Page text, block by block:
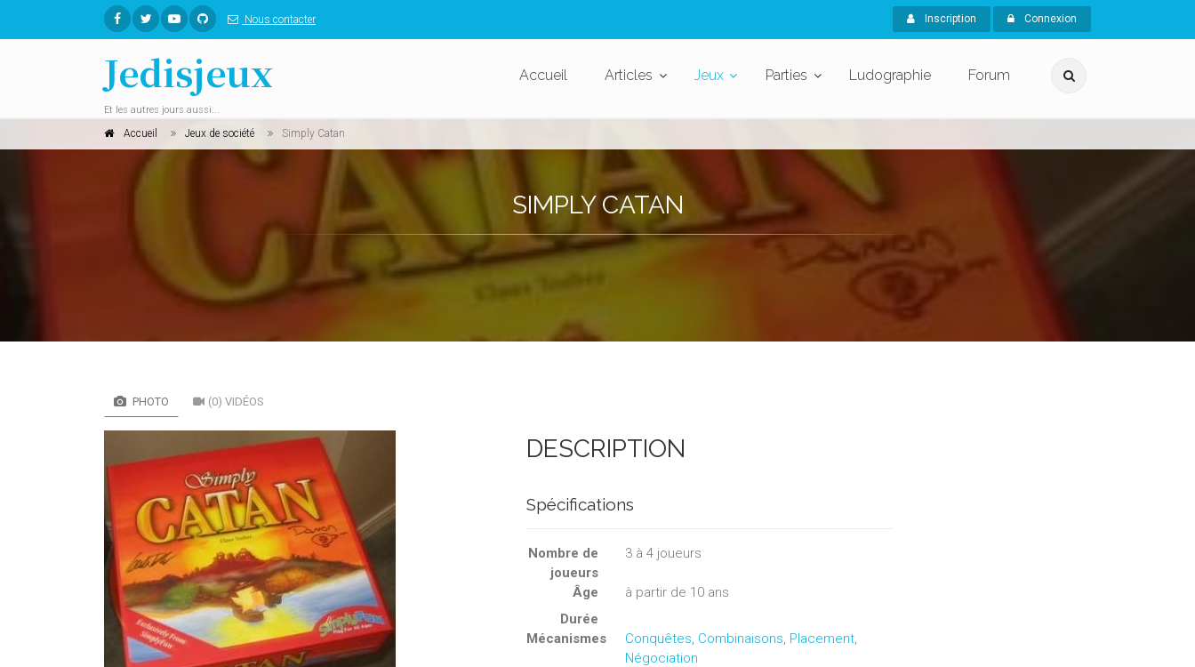
Nous contacter Inscription Connexion
Jedisjeux
Et les autres jours aussi...
Accueil Articles Jeux Parties Ludographie Forum
Accueil Jeux de société Simply Catan
SIMPLY CATAN
PHOTO (0) VIDÉOS
DESCRIPTION
Spécifications
Nombre de
joueurs
3à 4joueurs
Âge
à partir de 10 ans
Durée
Mécanismes
Conquêtes, Combinaisons, Placement,
Négociation